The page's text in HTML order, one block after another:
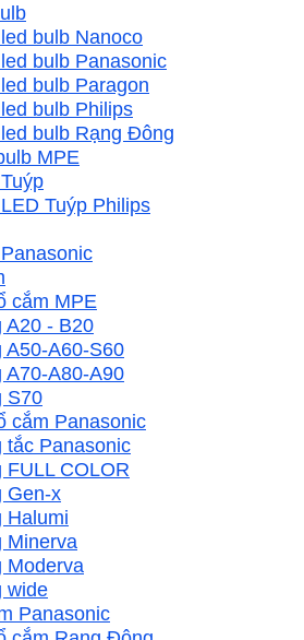
bulb Nanoco
bulb Panasonic
bulb Paragon
bulb Philips
bulb Rạng Đông
MPE
Tuýp Philips
cắm MPE
A20 - B20
A50-A60-S60
A70-A80-A90
S70
cắm Panasonic
tắc Panasonic
FULL COLOR
Gen-x
Halumi
Minerva
Moderva
wide
Panasonic